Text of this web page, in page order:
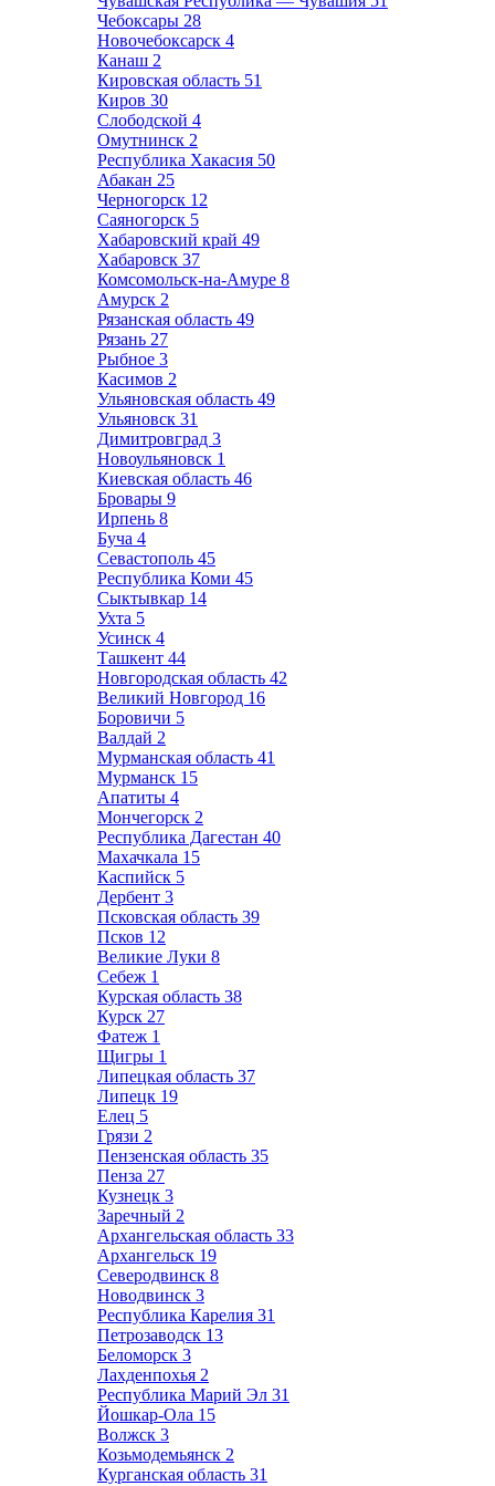
Чебоксары 28
Новочебоксарск 4
Канаш 2
Кировская область 51
Киров 30
Слободской 4
Омутнинск 2
Республика Хакасия 50
Абакан 25
Черногорск 12
Саяногорск 5
Хабаровский край 49
Хабаровск 37
Комсомольск-на-Амуре 8
Амурск 2
Рязанская область 49
Рязань 27
Рыбное 3
Касимов 2
Ульяновская область 49
Ульяновск 31
Димитровград 3
Новоульяновск 1
Киевская область 46
Бровары 9
Ирпень 8
Буча 4
Севастополь 45
Республика Коми 45
Сыктывкар 14
Ухта 5
Усинск 4
Ташкент 44
Новгородская область 42
Великий Новгород 16
Боровичи 5
Валдай 2
Мурманская область 41
Мурманск 15
Апатиты 4
Мончегорск 2
Республика Дагестан 40
Махачкала 15
Каспийск 5
Дербент 3
Псковская область 39
Псков 12
Великие Луки 8
Себеж 1
Курская область 38
Курск 27
Фатеж 1
Щигры 1
Липецкая область 37
Липецк 19
Елец 5
Грязи 2
Пензенская область 35
Пенза 27
Кузнецк 3
Заречный 2
Архангельская область 33
Архангельск 19
Северодвинск 8
Новодвинск 3
Республика Карелия 31
Петрозаводск 13
Беломорск 3
Лахденпохья 2
Республика Марий Эл 31
Йошкар-Ола 15
Волжск 3
Козьмодемьянск 2
Курганская область 31